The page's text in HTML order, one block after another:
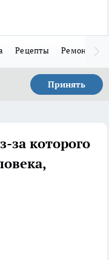
Рецепты Ремонт
Принять
за которого